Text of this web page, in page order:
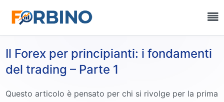
Il Forex per principianti: i fondamenti
del trading – Parte 1
Questo articolo è pensato per chi si rivolge per la prima